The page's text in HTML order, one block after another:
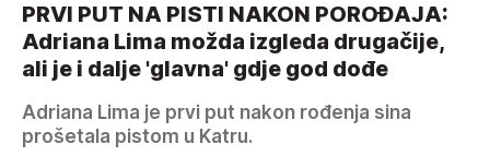
PRVI PUT NA PISTI NAKON POROĐAJA:
Adriana Lima možda izgleda drugačije,
ali je i dalje 'glavna' gdje god dođe
Adriana Lima je prvi put nakon rođenja sina
prošetala pistom u Katru.